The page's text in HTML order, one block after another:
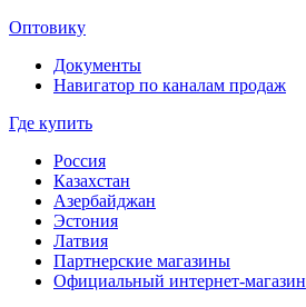
Оптовику
Документы
Навигатор по каналам продаж
Где купить
Россия
Казахстан
Азербайджан
Эстония
Латвия
Партнерские магазины
Официальный интернет-магазин